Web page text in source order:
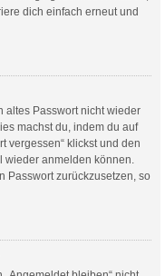
dich einfach erneut und
altes Passwort nicht wieder
machst du, indem du auf
vergessen“ klickst und den
anmelden können.
Passwort zurückzusetzen, so